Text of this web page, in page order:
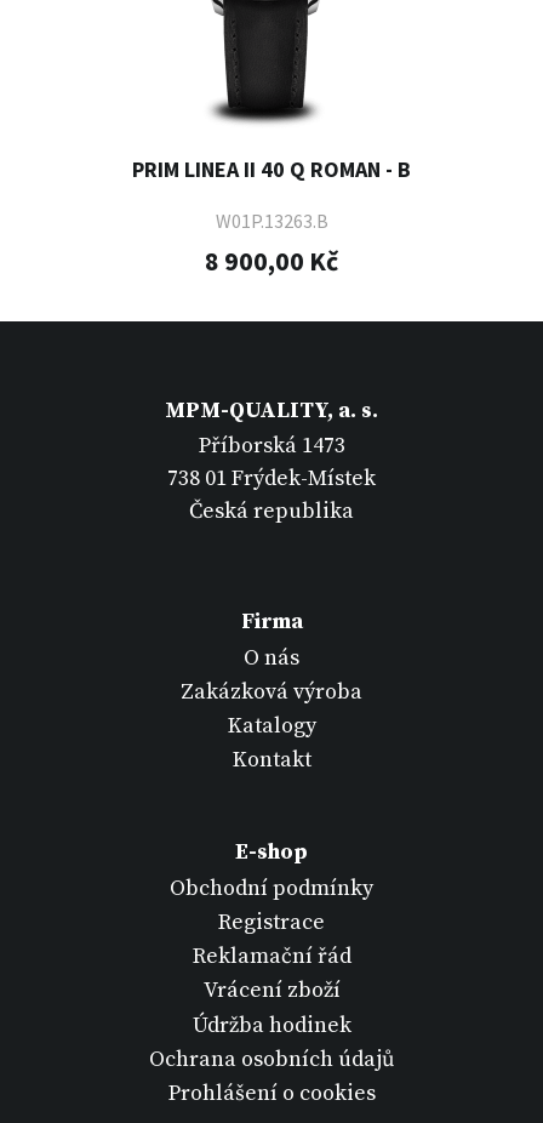
PRIM LINEA II 40 Q ROMAN - B
W01P.13263.B
8 900,00 Kč
MPM-QUALITY, a. s.
Příborská 1473
738 01 Frýdek-Místek
Česká republika
Firma
O nás
Zakázková výroba
Katalogy
Kontakt
E-shop
Obchodní podmínky
Registrace
Reklamační řád
Vrácení zboží
Údržba hodinek
Ochrana osobních údajů
Prohlášení o cookies